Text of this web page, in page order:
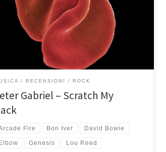
Paul Simon, Talking Heads, Lou Reed, Arcade
Regina Spektor, Radiohead, Elbow, Bon Iver, The
Fields, Randy Newman. Sono per lo più
arricchite da strumenti orchestrali e voce.
RECENSIONI ROCK
Gabriel – Scratch My
Fire Bon Iver David Bowie
Elbow Genesis Lou Reed